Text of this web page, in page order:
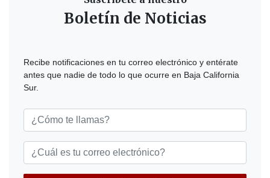
Boletín de Noticias
Recibe notificaciones en tu correo electrónico y entérate
antes que nadie de todo lo que ocurre en Baja California
Sur.